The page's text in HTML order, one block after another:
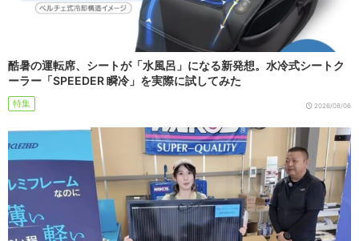
酷暑の運転席、シートが「水風呂」になる新発想。水冷式シートク
ーラー「SPEEDER 瞬冷」を実際に試してみた
特集 2026/08/06